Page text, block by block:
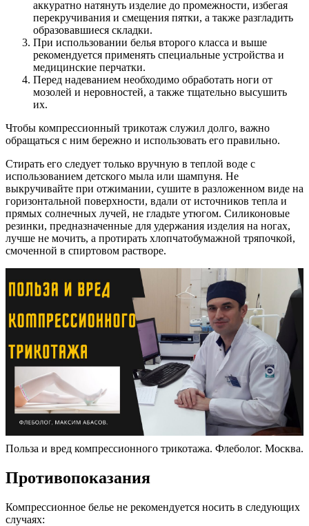
аккуратно натянуть изделие до промежности, избегая
перекручивания и смещения пятки, а также разгладить
образовавшиеся складки.
При использовании белья второго класса и выше
рекомендуется применять специальные устройства и
медицинские перчатки.
Перед надеванием необходимо обработать ноги от
мозолей и неровностей, а также тщательно высушить
их.
Чтобы компрессионный трикотаж служил долго, важно
обращаться с ним бережно и использовать его правильно.
Стирать его следует только вручную в теплой воде с
использованием детского мыла или шампуня. Не
выкручивайте при отжимании, сушите в разложенном виде на
горизонтальной поверхности, вдали от источников тепла и
прямых солнечных лучей, не гладьте утюгом. Силиконовые
резинки, предназначенные для удержания изделия на ногах,
лучше не мочить, а протирать хлопчатобумажной тряпочкой,
смоченной в спиртовом растворе.
Польза и вред компрессионного трикотажа. Флеболог. Москва.
Противопоказания
Компрессионное белье не рекомендуется носить в следующих
случаях: